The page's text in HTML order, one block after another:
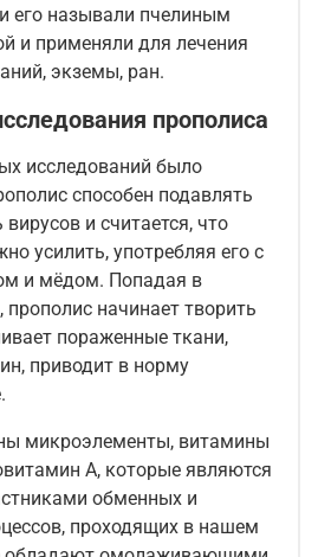
его называли пчелиным
и применяли для лечения
экземы, ран.
прополиса
исследований было
способен подавлять
и считается, что
усилить, употребляя его с
и мёдом. Попадая в
прополис начинает творить
пораженные ткани,
приводит в норму
микроэлементы, витамины
А, которые являются
обменных и
проходящих в нашем